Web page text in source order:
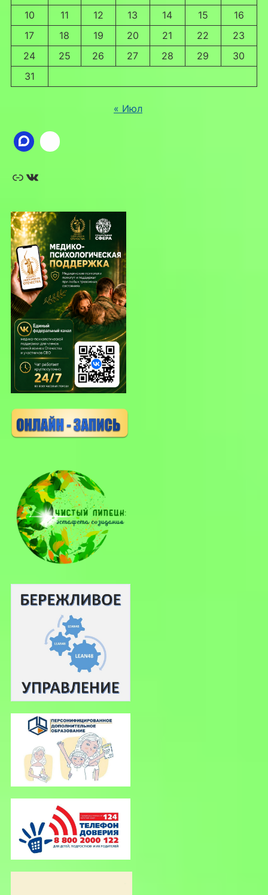
10
11 12 13 14 15
16
17
18 19 20 21 22
23
24
25 26 27 28 29
30
31
« Июл
Ссылка